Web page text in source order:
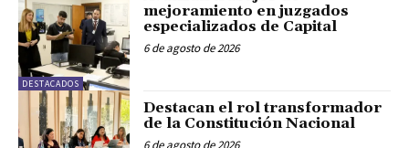
DESTACADOS
mejoramiento en juzgados
especializados de Capital
6 de agosto de 2026
Destacan el rol transformador
de la Constitución Nacional
6 de agosto de 2026